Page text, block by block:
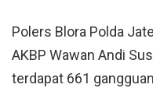
Polers Blora Polda
AKBP Wawan Andi
terdapat 661